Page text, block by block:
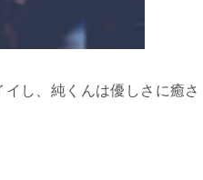
し、純くんは優しさに癒さ